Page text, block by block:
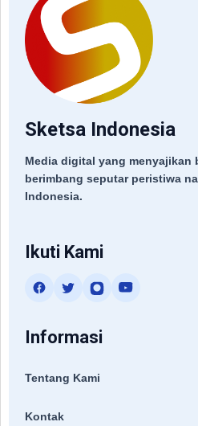
Sketsa Indonesia
Media digital yang menyajikan
berimbang seputar peristiwa
Indonesia.
Ikuti Kami
Informasi
Tentang Kami
Kontak